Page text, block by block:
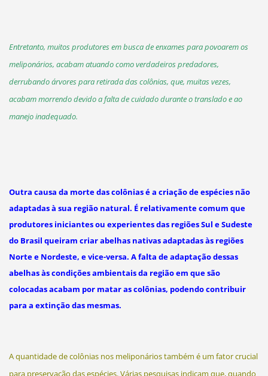
Entretanto, muitos produtores em busca de enxames para povoarem os
meliponários, acabam atuando como verdadeiros predadores,
derrubando árvores para retirada das colônias, que, muitas vezes,
acabam morrendo devido a falta de cuidado durante o translado e ao
manejo inadequado.
Outra causa da morte das colônias é a criação de espécies não
adaptadas à sua região natural. É relativamente comum que
produtores iniciantes ou experientes das regiões Sul e Sudeste
do Brasil queiram criar abelhas nativas adaptadas às regiões
Norte e Nordeste, e vice-versa. A falta de adaptação dessas
abelhas às condições ambientais da região em que são
colocadas acabam por matar as colônias, podendo contribuir
para a extinção das mesmas.
A quantidade de colônias nos meliponários também é um fator crucial
para preservação das espécies. Várias pesquisas indicam que, quando